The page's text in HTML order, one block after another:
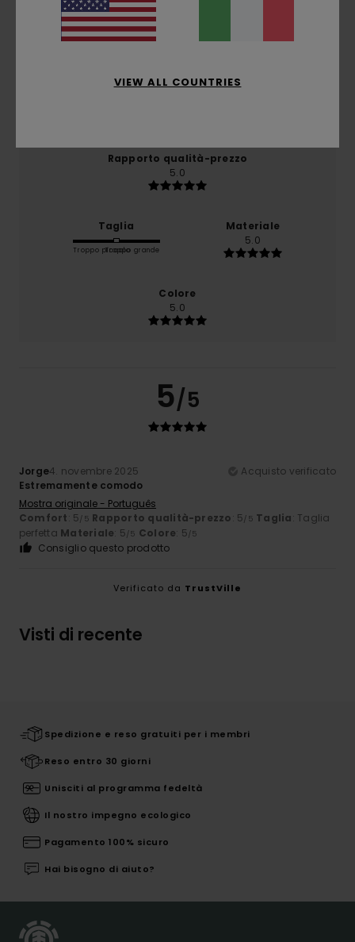
basato su1 recensioni verificate
Comfort
Rapporto qualità-prezzo
5.0
Taglia
Troppo piccoloTroppo grande
Materiale
5.0
Colore
5.0
5/5
Jorge4. novembre 2025
Acquisto verificato
Estremamente comodo
Mostra originale - Português
Comfort: 5/5 Rapporto qualità-prezzo: 5/5 Taglia: Taglia
perfetta Materiale: 5/5 Colore: 5/5
Consiglio questo prodotto
Verificato da TrustVille
Visti di recente
Spedizione e reso gratuiti per i membri
Reso entro 30 giorni
Unisciti al programma fedeltà
Il nostro impegno ecologico
Pagamento 100% sicuro
Hai bisogno di aiuto?
VIEW ALL COUNTRIES